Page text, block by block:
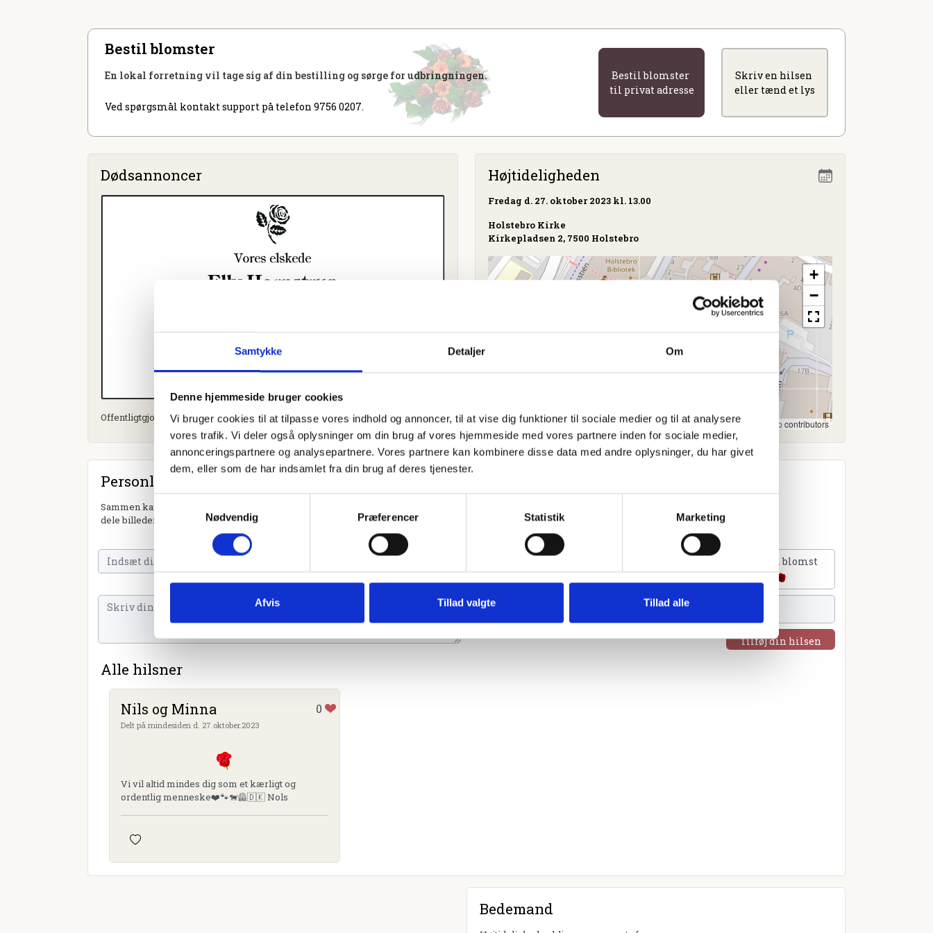
Samtykke Detaljer Om
Denne hjemmeside bruger cookies
Vi bruger cookies til at tilpasse vores indhold og annoncer, til at vise dig funktioner til sociale medier og til at analysere
vores trafik. Vi deler også oplysninger om din brug af vores hjemmeside med vores partnere inden for sociale medier,
annonceringspartnere og analysepartnere. Vores partnere kan kombinere disse data med andre oplysninger, du har givet
dem, eller som de har indsamlet fra din brug af deres tjenester.
Nødvendig
Præferencer Statistik Marketing
Afvis Tillad valgte Tillad alle
Bestil blomster
En lokal forretning vil tage sig af din bestilling og sørge for udbringningen.
Ved spørgsmål kontakt support på telefon 9756 0207.
Bestil blomster
til privat adresse
Skriv en hilsen
eller tænd et lys
Dødsannoncer
Offentligtgjort i Dagbladet Holstebro, Struer og Lemvig d. 21. oktober 2023
Højtideligheden
Fredag d. 27. oktober 2023 kl. 13.00
Holstebro Kirke
Kirkepladsen 2, 7500 Holstebro
+
−
Leaflet|©OpenStreetMapcontributors
Personlig hilsen
Sammen kan vi mindes Elly Margrethe Hornstrup. Du kan tænde et lys, skrive et mindeord,
dele billeder og video eller blot sende et hjerte eller en rose
Tilføj en blomst
Tilføj din hilsen
Alle hilsner
Nils og Minna 0
Delt på mindesiden d. 27.oktober.2023
Vi vil altid mindes dig som et kærligt og
ordentlig menneske❤️🐾🐕‍🦺🇩🇰 Nols
Bedemand